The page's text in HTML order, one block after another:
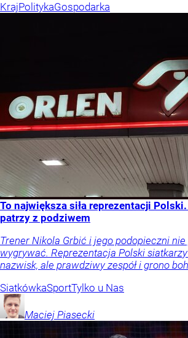
KrajPolitykaGospodarka
To największa siła reprezentacji
patrzy z podziwem
Trener Nikola Grbić i jego podopieczni
wygrywać. Reprezentacja Polski
nazwisk, ale prawdziwy zespół i grono
SiatkówkaSportTylko u Nas
Maciej Piasecki